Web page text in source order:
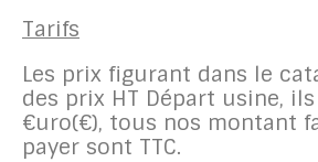
Tarifs
Les prix figurant dans le
des prix HT Départ usine,
€uro(€), tous nos montant
payer sont TTC.